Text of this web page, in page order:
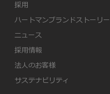
採用
ハートマンブランドストーリー
ニュース
採用情報
法人のお客様
サステナビリティ